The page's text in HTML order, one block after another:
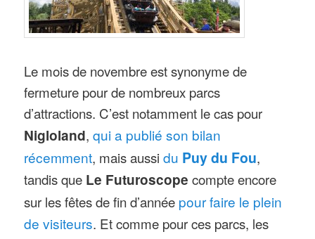
Le mois de novembre est synonyme de
fermeture pour de nombreux parcs
d’attractions. C’est notamment le cas pour
Nigloland,qui a publié son bilan
récemment, mais aussidu Puy du Fou,
tandis que Le Futuroscope compte encore
sur les fêtes de fin d’année pour faire le plein
de visiteurs. Et comme pour ces parcs, les